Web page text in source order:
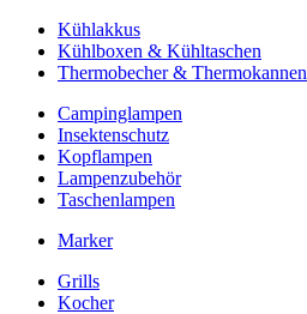
Kühlakkus
Kühlboxen & Kühltaschen
Thermobecher & Thermokannen
Campinglampen
Insektenschutz
Kopflampen
Lampenzubehör
Taschenlampen
Marker
Grills
Kocher